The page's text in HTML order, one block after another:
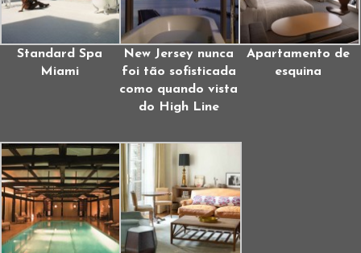
Standard Spa
Miami
New Jersey nunca
foi tão sofisticada
como quando vista
do High Line
Apartamento de
esquina